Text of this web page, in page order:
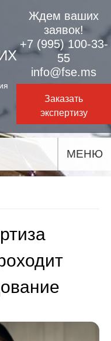
Ждем ваших
заявок!
+7 (995) 100-33-
55
info@fse.ms
Заказать
экспертизу
МЕНЮ